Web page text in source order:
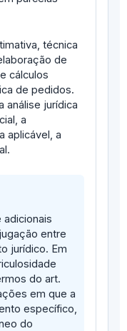
técnica
de
cálculos
de pedidos.
análise jurídica
a
aplicável, a
adicionais
entre
jurídico. Em
do art.
em que a
específico,
do